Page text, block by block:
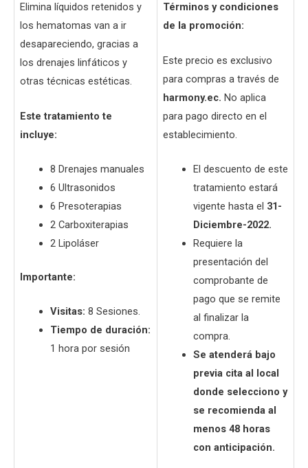
Elimina líquidos retenidos y
los hematomas van a ir
desapareciendo, gracias a
los drenajes linfáticos y
otras técnicas estéticas.
Este tratamiento te
incluye:
8 Drenajes manuales
6 Ultrasonidos
6 Presoterapias
2 Carboxiterapias
2 Lipoláser
Importante:
Visitas: 8 Sesiones.
Tiempo de duración:
1 hora por sesión
Términos y condiciones
de la promoción:
Este precio es exclusivo
para compras a través de
harmony.ec. No aplica
para pago directo en el
establecimiento.
El descuento de este
tratamiento estará
vigente hasta el 31-
Diciembre-2022.
Requiere la
presentación del
comprobante de
pago que se remite
al finalizar la
compra.
Se atenderá bajo
previa cita al local
donde selecciono y
se recomienda al
menos 48 horas
con anticipación.